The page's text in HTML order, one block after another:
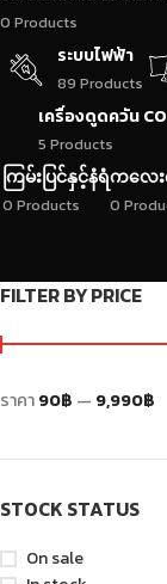
0 Products
ระบบไฟฟ้า
89 Products
เครื่องดูดควัน
5 Products
ကြမ်းပြင်နှင့်နံရံ
0 Products
ကလေးက
0
FILTER BY PRICE
ราคา90฿ — 9,990฿
STOCK STATUS
On sale